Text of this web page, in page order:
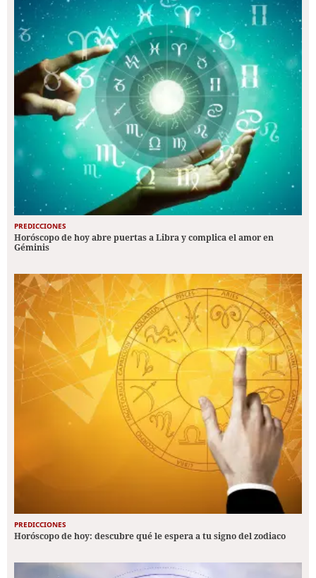
PREDICCIONES
Horóscopo de hoy abre puertas a Libra y complica el amor en
Géminis
PREDICCIONES
Horóscopo de hoy: descubre qué le espera a tu signo del zodiaco